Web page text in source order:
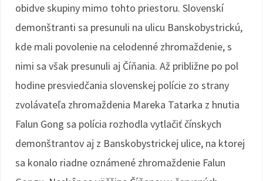
obidve skupiny mimo tohto priestoru. Slovenskí
demonštranti sa presunuli na ulicu Banskobystrickú,
kde mali povolenie na celodenné zhromaždenie, s
nimi sa však presunuli aj Číňania. Až približne po pol
hodine presviedčania slovenskej polície zo strany
zvolávateľa zhromaždenia Mareka Tatarka z hnutia
Falun Gong sa polícia rozhodla vytlačiť čínskych
demonštrantov aj z Banskobystrickej ulice, na ktorej
sa konalo riadne oznámené zhromaždenie Falun